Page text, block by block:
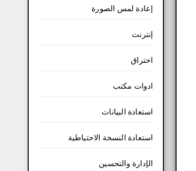
إعادة لمس الصورة
إنترنت
احتراق
ادوات مكتب
استعادة البيانات
استعادة النسخة الاحتياطية
الإدارة والتحسين